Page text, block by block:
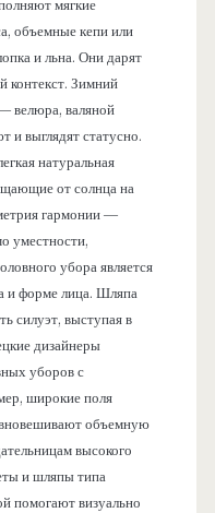
мягкие
объемные кепи или
и льна. Они дарят
контекст. Зимний
велюра, валяной
и выглядят статусно.
натуральная
от солнца на
гармонии —
уместности,
убора является
и форме лица. Шляпа
силуэт, выступая в
дизайнеры
уборов с
широкие поля
объемную
высокого
и шляпы типа
помогают визуально